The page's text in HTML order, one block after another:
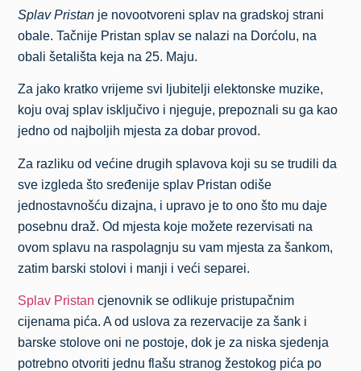
Splav Pristan je novootvoreni splav na gradskoj strani
obale. Tačnije Pristan splav se nalazi na Dorćolu, na
obali šetališta keja na 25. Maju.
Za jako kratko vrijeme svi ljubitelji elektonske muzike,
koju ovaj splav isključivo i njeguje, prepoznali su ga kao
jedno od najboljih mjesta za dobar provod.
Za razliku od većine drugih splavova koji su se trudili da
sve izgleda što sređenije splav Pristan odiše
jednostavnošću dizajna, i upravo je to ono što mu daje
posebnu draž. Od mjesta koje možete rezervisati na
ovom splavu na raspolagnju su vam mjesta za šankom,
zatim barski stolovi i manji i veći separei.
Splav Pristan cjenovnik se odlikuje pristupačnim
cijenama pića. A od uslova za rezervacije za šank i
barske stolove oni ne postoje, dok je za niska sjedenja
potrebno otvoriti jednu flašu stranog žestokog pića po